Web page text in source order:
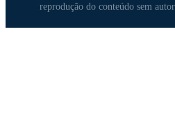
reprodução do conteúdo sem